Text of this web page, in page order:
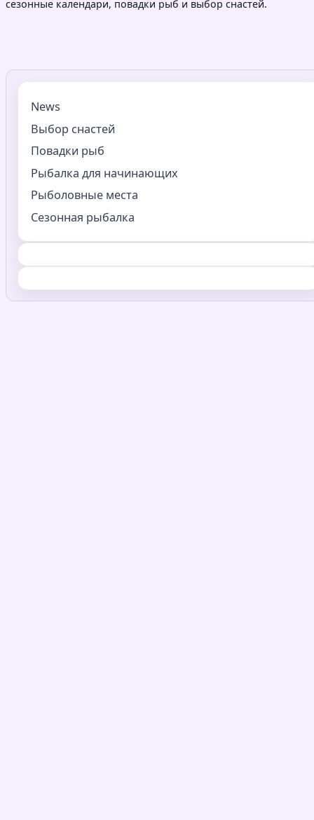
сезонные календари, повадки рыб и выбор снастей.
News
Выбор снастей
Повадки рыб
Рыбалка для начинающих
Рыболовные места
Сезонная рыбалка